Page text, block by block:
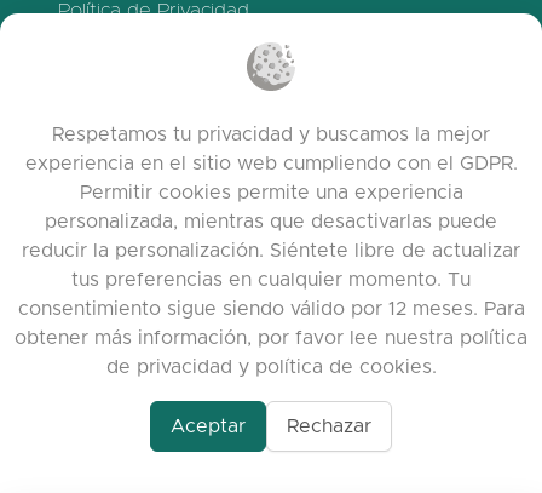
Política de Privacidad
Notas de la versión
Learning-Potential-
© 2026 clasora.com platform | Todos los
derechos reservados | Developed by
Group
Respetamos tu privacidad y buscamos la mejor
experiencia en el sitio web cumpliendo con el GDPR.
Permitir cookies permite una experiencia
personalizada, mientras que desactivarlas puede
reducir la personalización. Siéntete libre de actualizar
tus preferencias en cualquier momento. Tu
consentimiento sigue siendo válido por 12 meses. Para
obtener más información, por favor lee nuestra política
de privacidad y política de cookies.
Aceptar Rechazar